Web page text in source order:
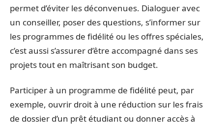
permet d’éviter les déconvenues. Dialoguer avec
un conseiller, poser des questions, s’informer sur
les programmes de fidélité ou les offres spéciales,
c’est aussi s’assurer d’être accompagné dans ses
projets tout en maîtrisant son budget.
Participer à un programme de fidélité peut, par
exemple, ouvrir droit à une réduction sur les frais
de dossier d’un prêt étudiant ou donner accès à